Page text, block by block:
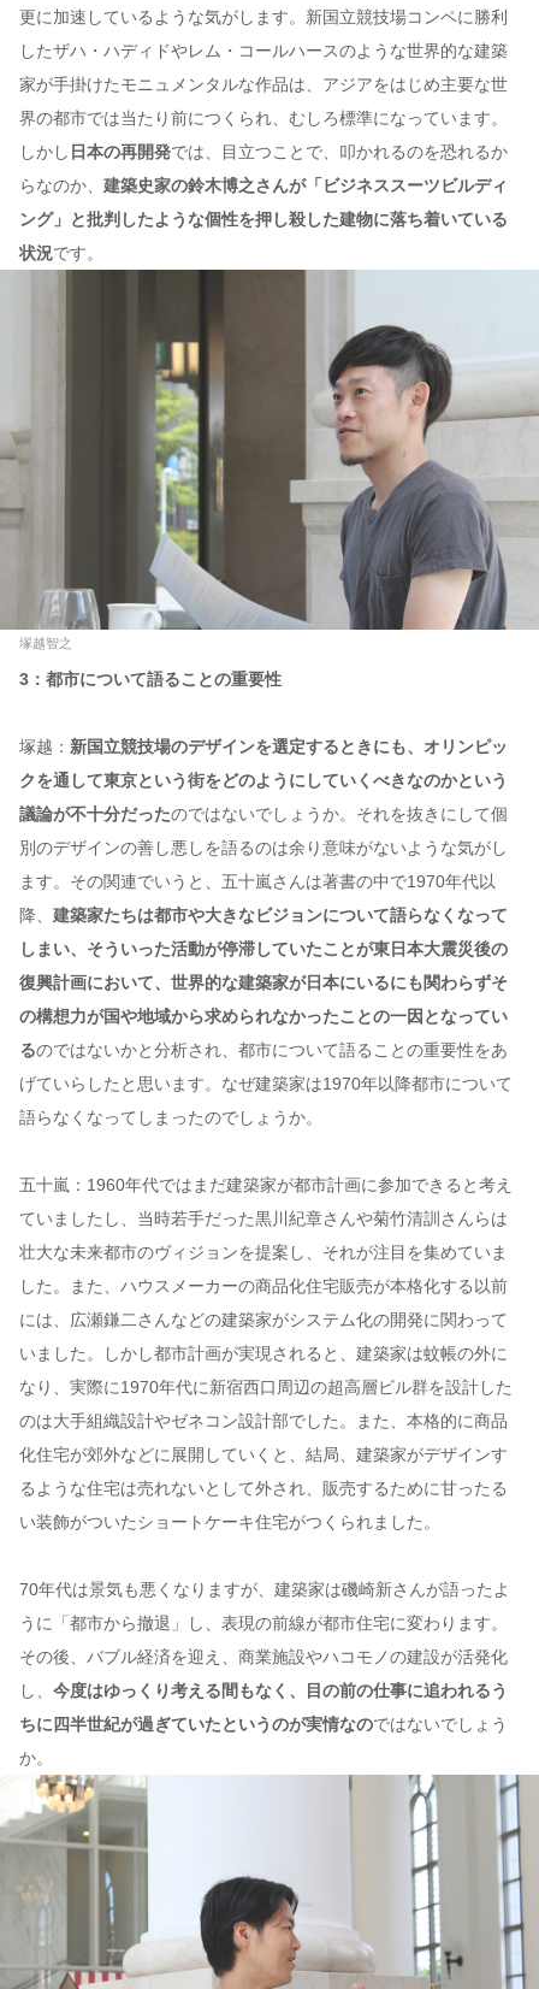
更に加速しているような気がします。新国立競技場コンペに勝利
したザハ・ハディドやレム・コールハースのような世界的な建築
家が手掛けたモニュメンタルな作品は、アジアをはじめ主要な世
界の都市では当たり前につくられ、むしろ標準になっています。
しかし 日本の再開発では、目立つことで、叩かれるのを恐れるか
らなのか、 建築史家の鈴木博之さんが「ビジネススーツビルディ
ング」と批判したような個性を押し殺した建物に落ち着いている
状況です。
塚越智之
3：都市について語ることの重要性
塚越： 新国立競技場のデザインを選定するときにも、オリンピッ
クを通して東京という街をどのようにしていくべきなのかという
議論が不十分だったのではないでしょうか。それを抜きにして個
別のデザインの善し悪しを語るのは余り意味がないような気がし
ます。その関連でいうと、五十嵐さんは著書の中で1970年代以
降、 建築家たちは都市や大きなビジョンについて語らなくなって
しまい、そういった活動が停滞していたことが東日本大震災後の
復興計画において、世界的な建築家が日本にいるにも関わらずそ
の構想力が国や地域から求められなかったことの一因となってい
るのではないかと分析され、都市について語ることの重要性をあ
げていらしたと思います。なぜ建築家は1970年以降都市について
語らなくなってしまったのでしょうか。
五十嵐：1960年代ではまだ建築家が都市計画に参加できると考え
ていましたし、当時若手だった黒川紀章さんや菊竹清訓さんらは
壮大な未来都市のヴィジョンを提案し、それが注目を集めていま
した。また、ハウスメーカーの商品化住宅販売が本格化する以前
には、広瀬鎌二さんなどの建築家がシステム化の開発に関わって
いました。しかし都市計画が実現されると、建築家は蚊帳の外に
なり、実際に1970年代に新宿西口周辺の超高層ビル群を設計した
のは大手組織設計やゼネコン設計部でした。また、本格的に商品
化住宅が郊外などに展開していくと、結局、建築家がデザインす
るような住宅は売れないとして外され、販売するために甘ったる
い装飾がついたショートケーキ住宅がつくられました。
70年代は景気も悪くなりますが、建築家は磯崎新さんが語ったよ
うに「都市から撤退」し、表現の前線が都市住宅に変わります。
その後、バブル経済を迎え、商業施設やハコモノの建設が活発化
し、 今度はゆっくり考える間もなく、目の前の仕事に追われるう
ちに四半世紀が過ぎていたというのが実情なのではないでしょう
か。